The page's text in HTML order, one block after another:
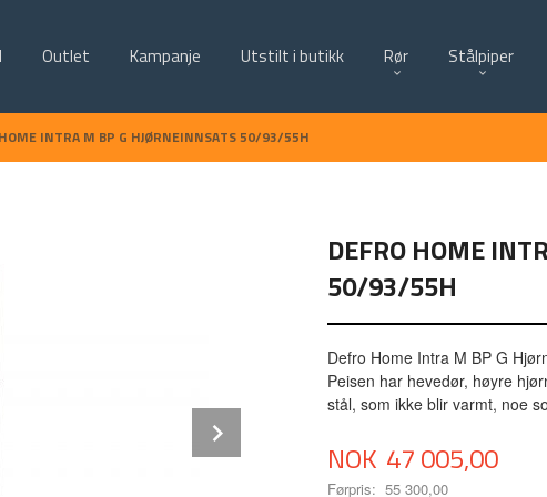
Outlet Kampanje Utstilt i butikk Rør Stålpiper
INTRA M BP G HJØRNEINNSATS 50/93/55H
DEFRO HOME
50/93/55H
Defro Home Intra M BP G
Peisen har hevedør, høyre
stål, som ikke blir varmt, noe
Tilbud
NOK 47 005,00
Førpris: 55 300,00